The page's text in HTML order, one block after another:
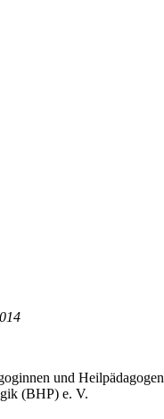
und Heilpädagogen
(BHP) e. V.